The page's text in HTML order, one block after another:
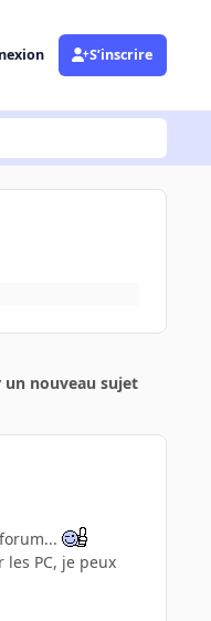
S’inscrire
un nouveau sujet
PC, je peux